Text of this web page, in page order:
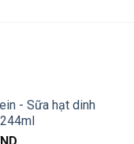
- Sữa hạt dinh